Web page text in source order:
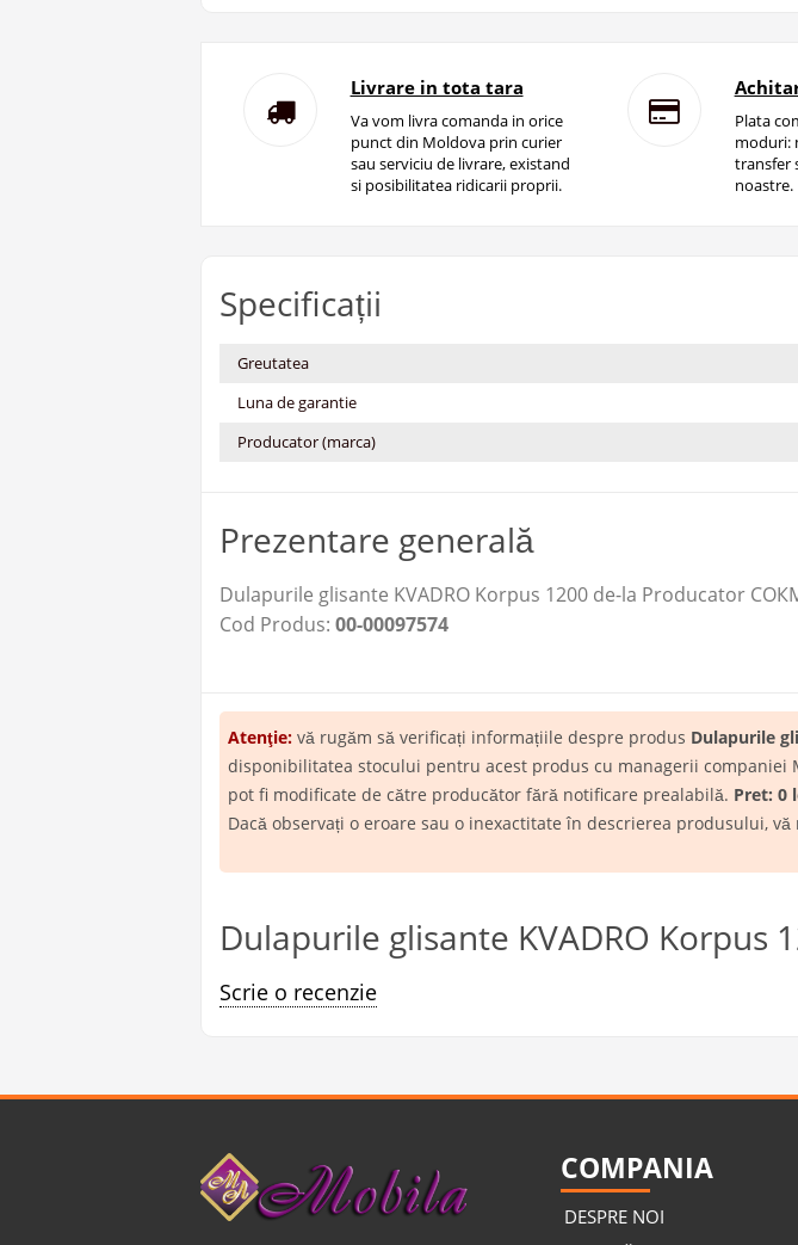
Livrare in tota tara
Va vom livra comanda in orice
punct din Moldova prin curier
sau serviciu de livrare, existand
si posibilitatea ridicarii proprii.
Plata
moduri:
transfer
noastre.
Specificații
Greutatea
Luna de garantie
Producator (marca)
Prezentare generală
Dulapurile glisante KVADRO Korpus 1200 de-la Producator
Cod Produs: 00-00097574
Atenţie: vă rugăm să verificați informațiile despre produs Dulapurile
disponibilitatea stocului pentru acest produs cu managerii
pot fi modificate de către producător fără notificare prealabilă. Pret: 0
Dacă observați o eroare sau o inexactitate în descrierea produsului, vă
Dulapurile glisante KVADRO Korpus
Scrie o recenzie
COMPANIA
DESPRE NOI